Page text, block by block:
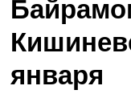
января